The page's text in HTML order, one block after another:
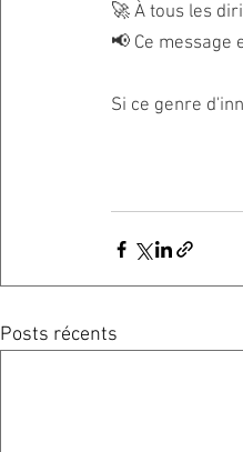
🚀 À tous les
📢 Ce message
Si ce genre
Posts récents